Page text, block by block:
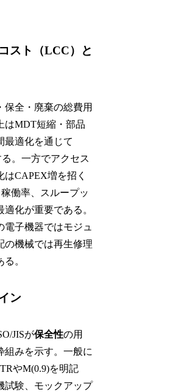
スト（LCC）と
保全・廃棄の総費用
はMDT短縮・部品
最適化を通じて
。一方でアクセス
はCAPEX増を招く
働率、スループッ
適化が重要である。
電子機器ではモジュ
の機械では再生修理
。
ン
JISが保全性の用
組みを示す。一般に
やM(0.9)を明記
試験、モックアップ